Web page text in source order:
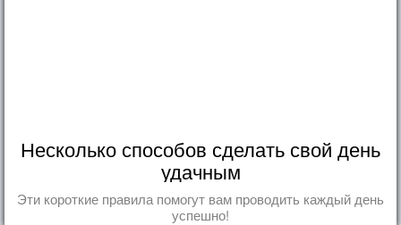
Несколько способов сделать свой день
удачным
Эти короткие правила помогут вам проводить каждый день
успешно!